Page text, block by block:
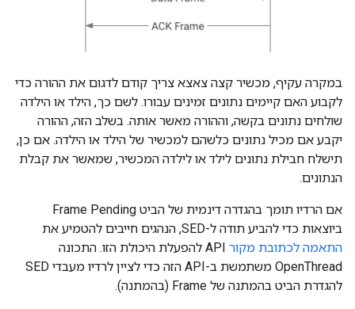
במקרה עקיף, מכשיר קצה צאצא צריך קודם לדגום את ההורה כדי
לקבוע האם קיימים נתונים זמינים עבורו. לשם כך, הילד או הילדה
שולחים נתונים בקשה, וההורה מאשר אותה. בשלב הזה, ההורה
יקבע אם מכיל נתונים כלשהם למכשיר של הילד או הילדה. אם כן,
תישלח חבילת נתונים לילד או לילדה המכשיר, שמאשר את קבלת
הנתונים.
אם הרדיו תומך בהגדרה דינמית של הביט Frame Pending
ביוצאות כדי להביע תודה ל-SED, הנהגים חייבים להטמיע את
התאמה לכתובת מקור
API להפעלת היכולת הזו. התכונה
OpenThread משתמשת ב-API הזה כדי לציין לרדיו מעבדי SED
להגדרת הביט בהמתנה של Frame (בהמתנה).